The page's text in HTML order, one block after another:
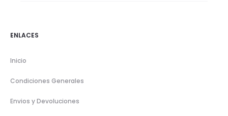
ENLACES
Inicio
Condiciones Generales
Envios y Devoluciones